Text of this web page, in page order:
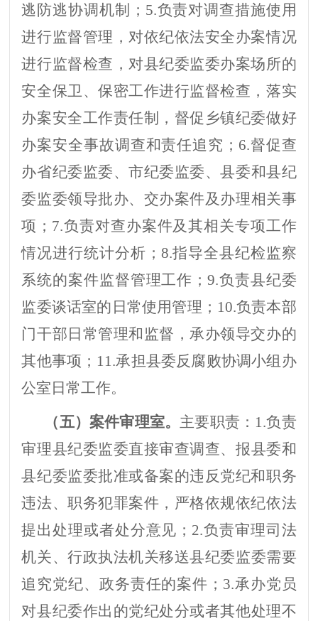
逃防逃协调机制
； 5.负责对调查措施使用
进行监督管理，对依纪依法安全办案情况
进行监督检查，对县纪委监委办案场所的
安全保卫、保密工作进行监督检查，落实
办案安全工作责任制，督促乡镇纪委做好
办案安全事故调查和责任追究 ； 6.督促查
办省纪委监委、市纪委监委、县委和县纪
委监委领导批办、交办案件及办理相关事
项 ； 7.负责对查办案件及其相关专项工作
情况进行统计分析 ； 8.指导全县纪检监察
系统的案件监督管理工作 ；9.负责县纪委
监委谈话室的日常使用管理；10.负责本部
门干部日常管理和监督，承办领导交办的
其他事项 ； 11.承担县委反腐败协调小组办
公室日常工作。
（五）案件审理室。 主要职责： 1.负责
审理县纪委监委直接审查调查、报县委和
县纪委监委批准或备案的违反党纪和职务
违法、职务犯罪案件，严格依规依纪依法
提出处理或者处分意见； 2.负责审理司法
机关、行政执法机关移送县纪委监委需要
追究党纪、政务责任的案件； 3.承办党员
对县纪委作出的党纪处分或者其他处理不